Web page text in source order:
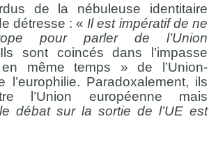
de la nébuleuse identitaire
détresse : « Il est impératif de ne
pour parler de l’Union
sont coincés dans l’impasse
même temps » de l’Union-
l’europhilie. Paradoxalement, ils
l’Union européenne mais
débat sur la sortie de l’UE est